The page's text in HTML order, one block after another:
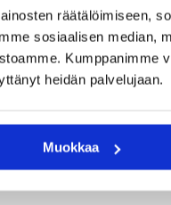
räätälöimiseen,
sosiaalisen median,
Kumppanimme
heidän palvelujaan.
Muokkaa
00:00